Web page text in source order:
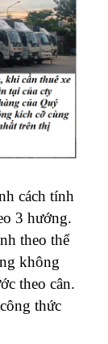
cách tính
3 hướng.
theo thể
không
theo cân.
thức